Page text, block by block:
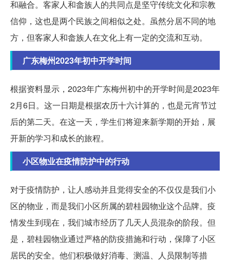
和融合。客家人和畲族人的共同点是坚守传统文化和宗教
信仰，这也是两个民族之间相似之处。虽然分居不同的地
方，但客家人和畲族人在文化上有一定的交流和互动。
广东梅州2023年初中开学时间
根据资料显示，2023年广东梅州初中的开学时间是2023年
2月6日。这一日期是根据农历十六计算的，也是元宵节过
后的第二天。在这一天，学生们将迎来新学期的开始，展
开新的学习和成长的旅程。
小区物业在疫情防护中的行动
对于疫情防护，让人感动并且觉得安全的不仅仅是我们小
区的物业，而是我们小区所属的碧桂园物业这个品牌。疫
情发生到现在，我们城市经历了几天人员混杂的阶段。但
是，碧桂园物业通过严格的防疫措施和行动，保障了小区
居民的安全。他们积极做好消毒、测温、人员限制等措